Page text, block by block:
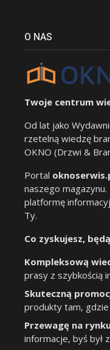
O NAS
Twoje centrum
Od lat jako
rzetelną wiedzę
OKNO (Drzwi &
Portal
naszego
platformę
Ty.
Co zyskujesz,
Kompleksową
prasy z szybkością
Skuteczną
produkty tam, gdzie
Przewagę na
informacje, byś był